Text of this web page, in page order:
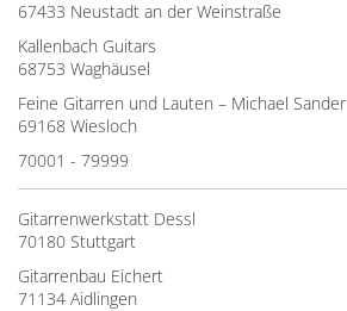
67433 Neustadt an der Weinstraße
Kallenbach Guitars
68753 Waghäusel
Feine Gitarren und Lauten – Michael Sander
69168 Wiesloch
70001 - 79999
Gitarrenwerkstatt Dessl
70180 Stuttgart
Gitarrenbau Eichert
71134 Aidlingen